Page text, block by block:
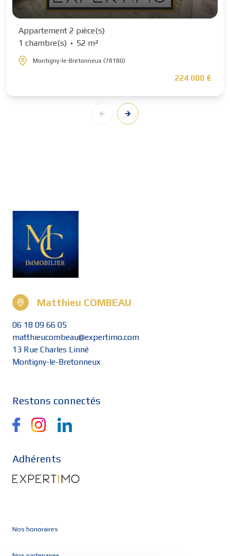
Appartement 2 pièce(s)
1 chambre(s)
52 m²
Montigny-le-Bretonneux (78180)
224 000 €
Matthieu COMBEAU
06 18 09 66 05
matthieucombeau@expertimo.com
13 Rue Charles Linné
Montigny-le-Bretonneux
Restons connectés
Adhérents
Nos honoraires